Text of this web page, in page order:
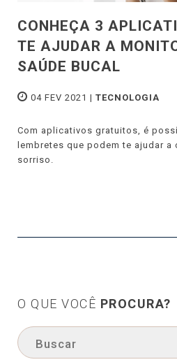
CONHEÇA 3
TE AJUDAR A
SAÚDE BUCAL
04 FEV 2021 | TECNOLOGIA
Com aplicativos gratuitos, é
lembretes que podem te ajudar a
sorriso.
O QUE VOCÊ PROCURA?